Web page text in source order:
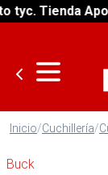
Tienda
Inicio/Cuchillería/
Buck